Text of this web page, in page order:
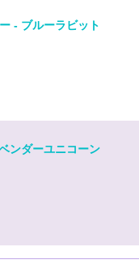
- ブルーラビット
ンダーユニコーン